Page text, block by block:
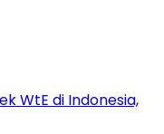
WtE di Indonesia,